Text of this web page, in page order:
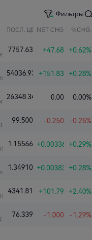
Фильтры
ПОСЛ. ЦЕНАNET CHG. %CHG.
7757.63 +47.68 +0.62%
Average
54036.93 +151.83 +0.28%
Index
26348.34 0.00 0.00%
99.500 -0.250 -0.25%
1.15566 +0.00336 +0.29%
/ US Dollar
1.34910 +0.00383 +0.28%
4341.81 +101.79 +2.40%
Oil
76.339 -1.000 -1.29%